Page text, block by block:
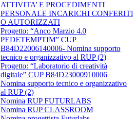
ATTIVITA’ E PROCEDIMENTI
PERSONALE INCARICHI CONFERITI
O AUTORIZZATI
Progetto: “Anco Marzio 4.0
PEDETEMPTIM” CUP
B84D22006140006- Nomina supporto
tecnico e organizzativo al RUP (2)
Progetto: “Laboratorio di creatività
digitale” CUP B84D23000910006
Nomina supporto tecnico e organizzativo
al RUP (2)
Nomina RUP FUTURLABS
Nomina RUP CLASSROOM